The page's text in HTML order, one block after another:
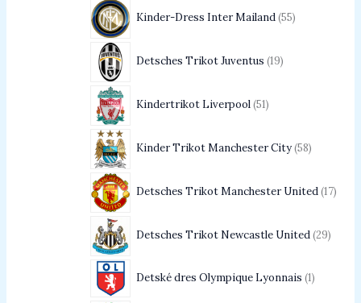
Kinder-Dress Inter Mailand 55
Detsches Trikot Juventus 19
Kindertrikot Liverpool 51
Kinder Trikot Manchester City 58
Detsches Trikot Manchester United 17
Detsches Trikot Newcastle United 29
Detské dres Olympique Lyonnais 1